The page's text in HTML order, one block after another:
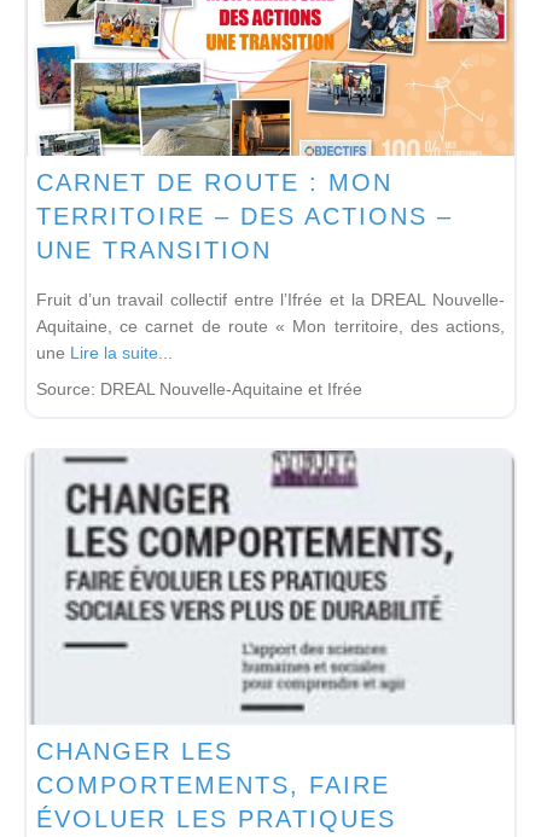
CARNET DE ROUTE : MON
TERRITOIRE – DES ACTIONS –
UNE TRANSITION
Fruit d’un travail collectif entre l’Ifrée et la DREAL Nouvelle-
Aquitaine, ce carnet de route « Mon territoire, des actions,
une Lire la suite...
Source: DREAL Nouvelle-Aquitaine et Ifrée
CHANGER LES
COMPORTEMENTS, FAIRE
ÉVOLUER LES PRATIQUES